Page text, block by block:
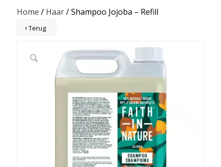
Home / Haar/ Shampoo Jojoba – Refill
Terug